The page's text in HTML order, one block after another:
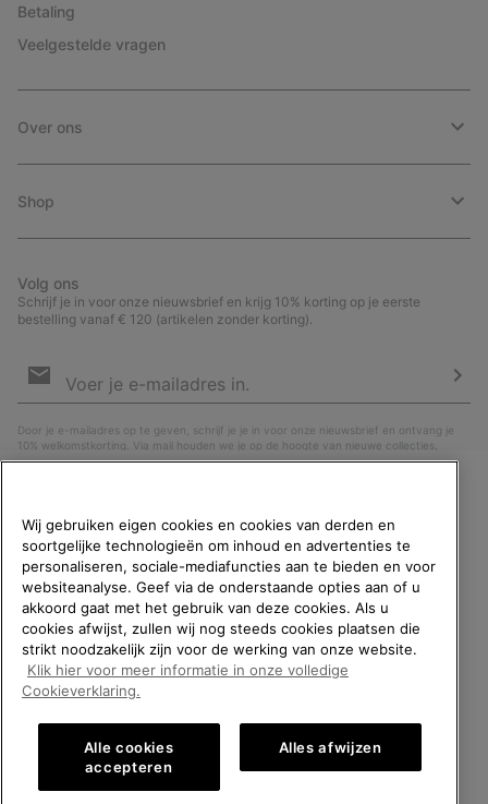
Betaling
Veelgestelde vragen
Over ons
Shop
Volg ons
Schrijf je in voor onze nieuwsbrief en krijg 10% korting op je eerste
bestelling vanaf € 120 (artikelen zonder korting).
voor
Door je e-mailadres op te geven, schrijf je je in voor onze nieuwsbrief en ontvang je
10% welkomstkorting. Via mail houden we je op de hoogte van nieuwe collecties,
aanbiedingen en evenementen. In onzePrivacyverklaringlees je hoe we je gegevens
België (Nederlands) | English ›| français ›
2026SOREL. All rights reserved.
Privacybeleid Gebruiksvoorwaarden Verkoopvoorwaarden
Garantie Cookies Impressum
WELKOM BIJ SOREL.
SELECTEER JE
VERZENDLOCATIE.
Online shoppen beschikbaar
United States
Online
Belgium-Français
Online
Wij gebruiken eigen cookies en cookies van derden en
soortgelijke technologieën om inhoud en advertenties te
personaliseren, sociale-mediafuncties aan te bieden en voor
websiteanalyse. Geef via de onderstaande opties aan of u
akkoord gaat met het gebruik van deze cookies. Als u
cookies afwijst, zullen wij nog steeds cookies plaatsen die
strikt noodzakelijk zijn voor de werking van onze website.
Klik hier voor meer informatie in onze volledige
Cookieverklaring.
Alle cookies
accepteren
Alles afwijzen